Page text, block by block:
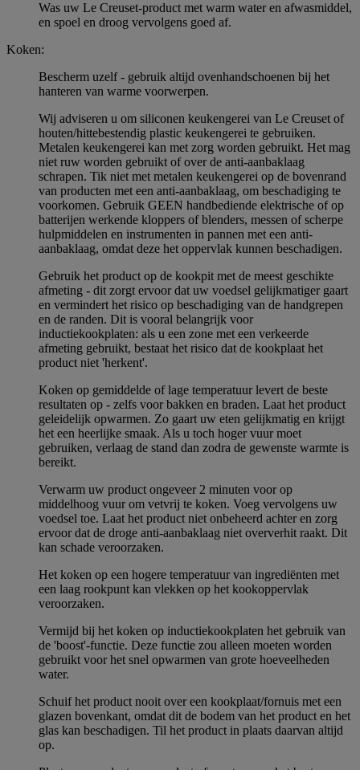
Was uw Le Creuset-product met warm water en afwasmiddel,
en spoel en droog vervolgens goed af.
Koken:
Bescherm uzelf - gebruik altijd ovenhandschoenen bij het
hanteren van warme voorwerpen.
Wij adviseren u om siliconen keukengerei van Le Creuset of
houten/hittebestendig plastic keukengerei te gebruiken.
Metalen keukengerei kan met zorg worden gebruikt. Het mag
niet ruw worden gebruikt of over de anti-aanbaklaag
schrapen. Tik niet met metalen keukengerei op de bovenrand
van producten met een anti-aanbaklaag, om beschadiging te
voorkomen. Gebruik GEEN handbediende elektrische of op
batterijen werkende kloppers of blenders, messen of scherpe
hulpmiddelen en instrumenten in pannen met een anti-
aanbaklaag, omdat deze het oppervlak kunnen beschadigen.
Gebruik het product op de kookpit met de meest geschikte
afmeting - dit zorgt ervoor dat uw voedsel gelijkmatiger gaart
en vermindert het risico op beschadiging van de handgrepen
en de randen. Dit is vooral belangrijk voor
inductiekookplaten: als u een zone met een verkeerde
afmeting gebruikt, bestaat het risico dat de kookplaat het
product niet 'herkent'.
Koken op gemiddelde of lage temperatuur levert de beste
resultaten op - zelfs voor bakken en braden. Laat het product
geleidelijk opwarmen. Zo gaart uw eten gelijkmatig en krijgt
het een heerlijke smaak. Als u toch hoger vuur moet
gebruiken, verlaag de stand dan zodra de gewenste warmte is
bereikt.
Verwarm uw product ongeveer 2 minuten voor op
middelhoog vuur om vetvrij te koken. Voeg vervolgens uw
voedsel toe. Laat het product niet onbeheerd achter en zorg
ervoor dat de droge anti-aanbaklaag niet oververhit raakt. Dit
kan schade veroorzaken.
Het koken op een hogere temperatuur van ingrediënten met
een laag rookpunt kan vlekken op het kookoppervlak
veroorzaken.
Vermijd bij het koken op inductiekookplaten het gebruik van
de 'boost'-functie. Deze functie zou alleen moeten worden
gebruikt voor het snel opwarmen van grote hoeveelheden
water.
Schuif het product nooit over een kookplaat/fornuis met een
glazen bovenkant, omdat dit de bodem van het product en het
glas kan beschadigen. Til het product in plaats daarvan altijd
op.